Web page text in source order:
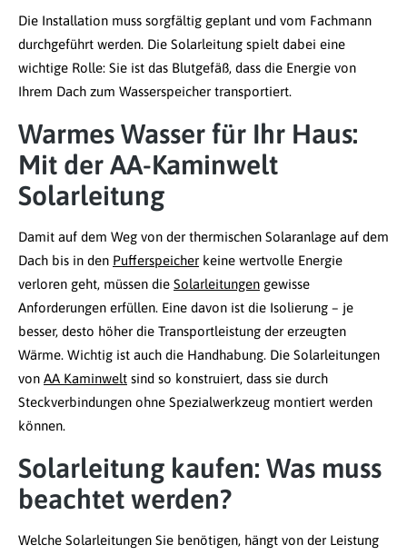
Die Installation muss sorgfältig geplant und vom Fachmann
durchgeführt werden. Die Solarleitung spielt dabei eine
wichtige Rolle: Sie ist das Blutgefäß, dass die Energie von
Ihrem Dach zum Wasserspeicher transportiert.
Warmes Wasser für Ihr Haus:
Mit der AA-Kaminwelt
Solarleitung
Damit auf dem Weg von der thermischen Solaranlage auf dem
Dach bis in den Pufferspeicher keine wertvolle Energie
verloren geht, müssen die Solarleitungen gewisse
Anforderungen erfüllen. Eine davon ist die Isolierung – je
besser, desto höher die Transportleistung der erzeugten
Wärme. Wichtig ist auch die Handhabung. Die Solarleitungen
von AA Kaminwelt sind so konstruiert, dass sie durch
Steckverbindungen ohne Spezialwerkzeug montiert werden
können.
Solarleitung kaufen: Was muss
beachtet werden?
Welche Solarleitungen Sie benötigen, hängt von der Leistung